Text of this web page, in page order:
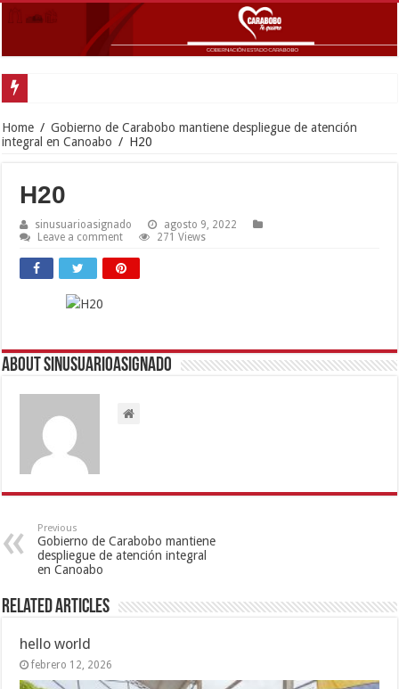
Home / Gobierno de Carabobo mantiene despliegue de atención
integral en Canoabo / H20
H20
sinusuarioasignado
agosto 9, 2022
Leave a comment
271 Views
About sinusuarioasignado
Previous
Gobierno de Carabobo mantiene
despliegue de atención integral
en Canoabo
Related Articles
hello world
febrero 12, 2026